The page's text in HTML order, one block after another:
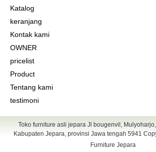
Katalog
keranjang
Kontak kami
OWNER
pricelist
Product
Tentang kami
testimoni
Toko furniture asli jepara Jl bougenvil,
Kabupaten Jepara, provinsi Jawa tengah 5941
Furniture Jepara